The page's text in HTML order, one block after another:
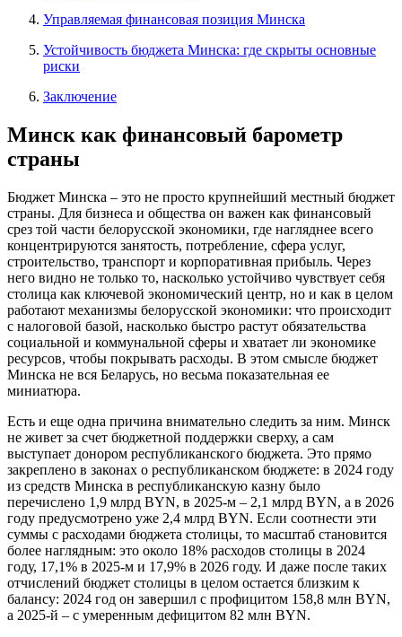
Управляемая финансовая позиция Минска
Устойчивость бюджета Минска: где скрыты основные
риски
Заключение
Минск как финансовый барометр
страны
Бюджет Минска – это не просто крупнейший местный бюджет
страны. Для бизнеса и общества он важен как финансовый
срез той части белорусской экономики, где нагляднее всего
концентрируются занятость, потребление, сфера услуг,
строительство, транспорт и корпоративная прибыль. Через
него видно не только то, насколько устойчиво чувствует себя
столица как ключевой экономический центр, но и как в целом
работают механизмы белорусской экономики: что происходит
с налоговой базой, насколько быстро растут обязательства
социальной и коммунальной сферы и хватает ли экономике
ресурсов, чтобы покрывать расходы. В этом смысле бюджет
Минска не вся Беларусь, но весьма показательная ее
миниатюра.
Есть и еще одна причина внимательно следить за ним. Минск
не живет за счет бюджетной поддержки сверху, а сам
выступает донором республиканского бюджета. Это прямо
закреплено в законах о республиканском бюджете: в 2024 году
из средств Минска в республиканскую казну было
перечислено 1,9 млрд BYN, в 2025-м – 2,1 млрд BYN, а в 2026
году предусмотрено уже 2,4 млрд BYN. Если соотнести эти
суммы с расходами бюджета столицы, то масштаб становится
более наглядным: это около 18% расходов столицы в 2024
году, 17,1% в 2025-м и 17,9% в 2026 году. И даже после таких
отчислений бюджет столицы в целом остается близким к
балансу: 2024 год он завершил с профицитом 158,8 млн BYN,
а 2025-й – с умеренным дефицитом 82 млн BYN.